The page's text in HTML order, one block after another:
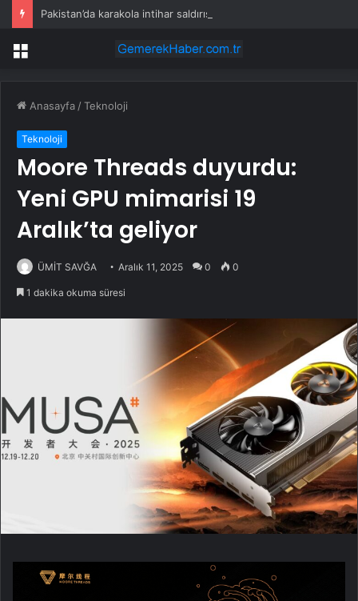
Pakistan’da karakola intihar saldırısı; 7 ölü, 15 yaralı
Menü
Anasayfa /Teknoloji
Teknoloji
Moore Threads duyurdu:
Yeni GPU mimarisi 19
Aralık’ta geliyor
ÜMİT SAVĞA Aralık 11, 2025 0 0
1 dakika okuma süresi